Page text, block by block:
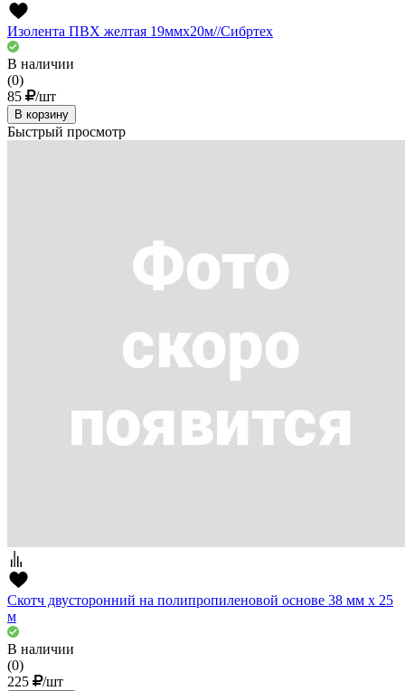
Изолента ПВХ желтая 19ммх20м//Сибртех
В наличии
(0)
85
/шт
В корзину
Быстрый просмотр
Скотч двусторонний на полипропиленовой основе 38 мм х 25
м
В наличии
(0)
225
/шт